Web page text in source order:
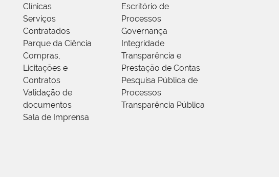
Clínicas
Serviços
Contratados
Parque da Ciência
Compras,
Licitações e
Contratos
Validação de
documentos
Sala de Imprensa
Escritório de
Processos
Governança
Integridade
Transparência e
Prestação de Contas
Pesquisa Pública de
Processos
Transparência Pública